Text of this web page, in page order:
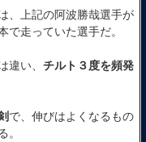
、上記の阿波勝哉選手が
で走っていた選手だ。
違い、 チルト３度を頻発
で、伸びはよくなるもの
。